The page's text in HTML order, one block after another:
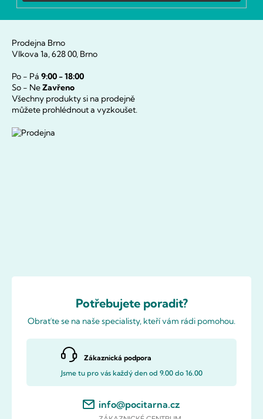
Prodejna Brno
Vlkova 1a, 628 00, Brno
Po - Pá 9:00 - 18:00
So - NeZavřeno
Všechny produkty si na prodejně
můžete prohlédnout a vyzkoušet.
Potřebujete poradit?
Obraťte se na naše specialisty, kteří vám rádi pomohou.
Zákaznická podpora
Jsme tu pro vás každý den od 9.00 do 16.00
info@pocitarna.cz